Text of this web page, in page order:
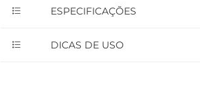
ESPECIFICAÇÕES
DICAS DE USO